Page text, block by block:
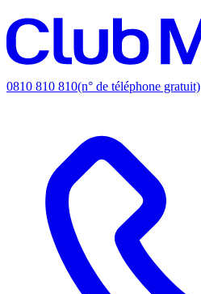
0810 810 810(n° de téléphone gratuit)